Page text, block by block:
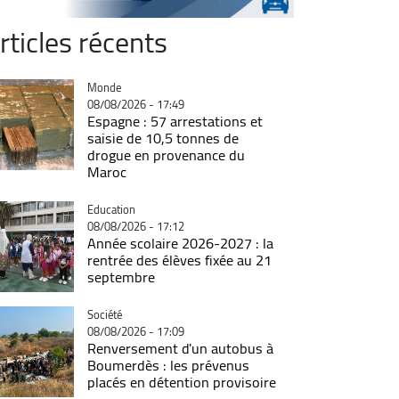
récents
Catégorie
Monde
08/08/2026 - 17:49
Espagne : 57 arrestations et
saisie de 10,5 tonnes de
drogue en provenance du
Maroc
Catégorie
Education
08/08/2026 - 17:12
Année scolaire 2026-2027 : la
rentrée des élèves fixée au 21
septembre
Catégorie
Société
08/08/2026 - 17:09
Renversement d'un autobus à
Boumerdès : les prévenus
placés en détention provisoire